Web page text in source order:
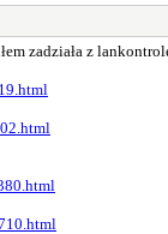
zadziała z